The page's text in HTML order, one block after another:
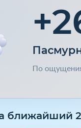
По
ближайший